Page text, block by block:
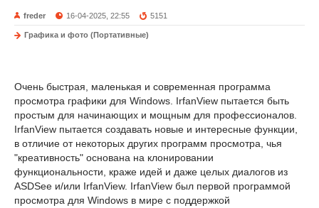
freder 16-04-2025, 22:55 5151
Графика и фото (Портативные)
Очень быстрая, маленькая и современная программа
просмотра графики для Windows. IrfanView пытается быть
простым для начинающих и мощным для профессионалов.
IrfanView пытается создавать новые и интересные функции,
в отличие от некоторых других программ просмотра, чья
"креативность" основана на клонировании
функциональности, краже идей и даже целых диалогов из
ASDSee и/или IrfanView. IrfanView был первой программой
просмотра для Windows в мире с поддержкой